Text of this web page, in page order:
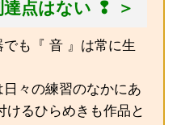
達点はない ❢ ＞
も『 音 』は常に生
々の練習のなかにあ
けるひらめきも作品と